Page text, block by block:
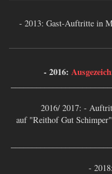
- 2013: Gast-Auftritte in
- 2016:
2016/ 2017: -
auf "Reithof Gut
-